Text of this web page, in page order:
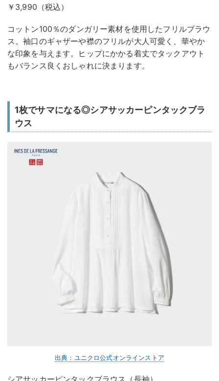
￥3,990（税込）
コットン100％のダンガリー素材を使用したフリルブラウ
ス。袖口のギャザーや襟のフリルが大人可愛く、華やか
な印象を与えます。ヒップにかかる着丈でタックアウト
もバランス良くおしゃれに決まります。
1枚でサマになる◎シアサッカーピンタックブラ
ウス
出典：ユニクロ公式オンラインストア